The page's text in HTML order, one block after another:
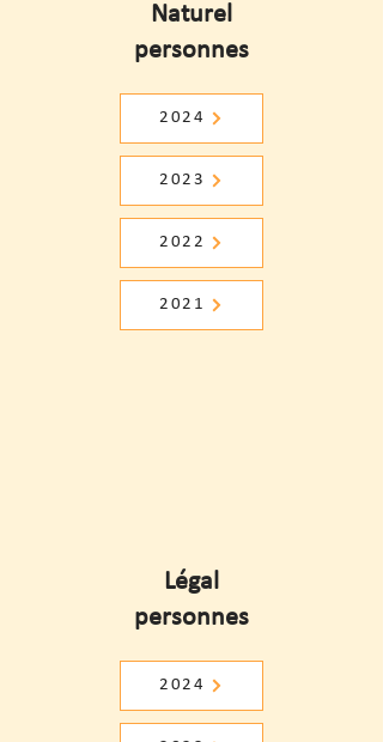
Naturel
personnes
2024
2023
2022
2021
Légal
personnes
2024